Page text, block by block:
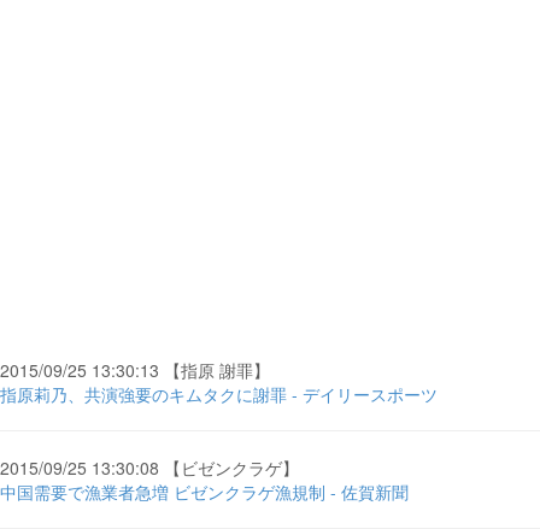
2015/09/25 13:30:13 【指原 謝罪】
指原莉乃、共演強要のキムタクに謝罪 - デイリースポーツ
2015/09/25 13:30:08 【ビゼンクラゲ】
中国需要で漁業者急増 ビゼンクラゲ漁規制 - 佐賀新聞